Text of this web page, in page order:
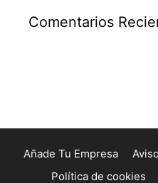
Comentarios
Añade Tu Empresa
Política de cookies